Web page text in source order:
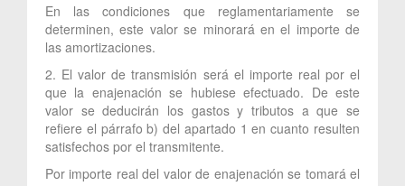
En las condiciones que reglamentariamente se
determinen, este valor se minorará en el importe de
las amortizaciones.
2. El valor de transmisión será el importe real por el
que la enajenación se hubiese efectuado. De este
valor se deducirán los gastos y tributos a que se
refiere el párrafo b) del apartado 1 en cuanto resulten
satisfechos por el transmitente.
Por importe real del valor de enajenación se tomará el